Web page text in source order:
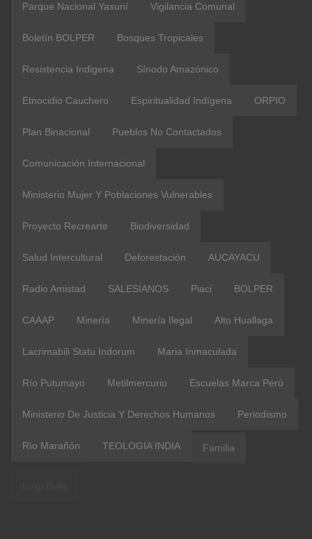
Parque Nacional Yasuní Vigilancia Comunal
Boletín BOLPER Bosques Tropicales
Resistencia Indigena Sínodo Amazónico
Etnocidio Cauchero Espiritualidad Indígena ORPIO
Plan Binacional Pueblos No Contactados
Comunicación Internacional
Ministerio Mujer Y Poblaciones Vulnerables
Proyecto Recrearte Biodiversidad
Salud Intercultural Deforestación AUCAYACU
Radio Amistad SALESIANOS Piaci BOLPER
CAAAP Minería Minería Ilegal Alto Huallaga
Lacrimabili Statu Indorum Maria Inmaculada
Río Putumayo Metilmercurio Escuelas Marca Perú
Ministerio De Justicia Y Derechos Humanos Periodismo
Río Marañón TEOLOGIA INDIA Familia